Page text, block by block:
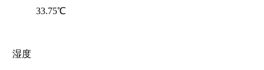
33.75℃
湿度